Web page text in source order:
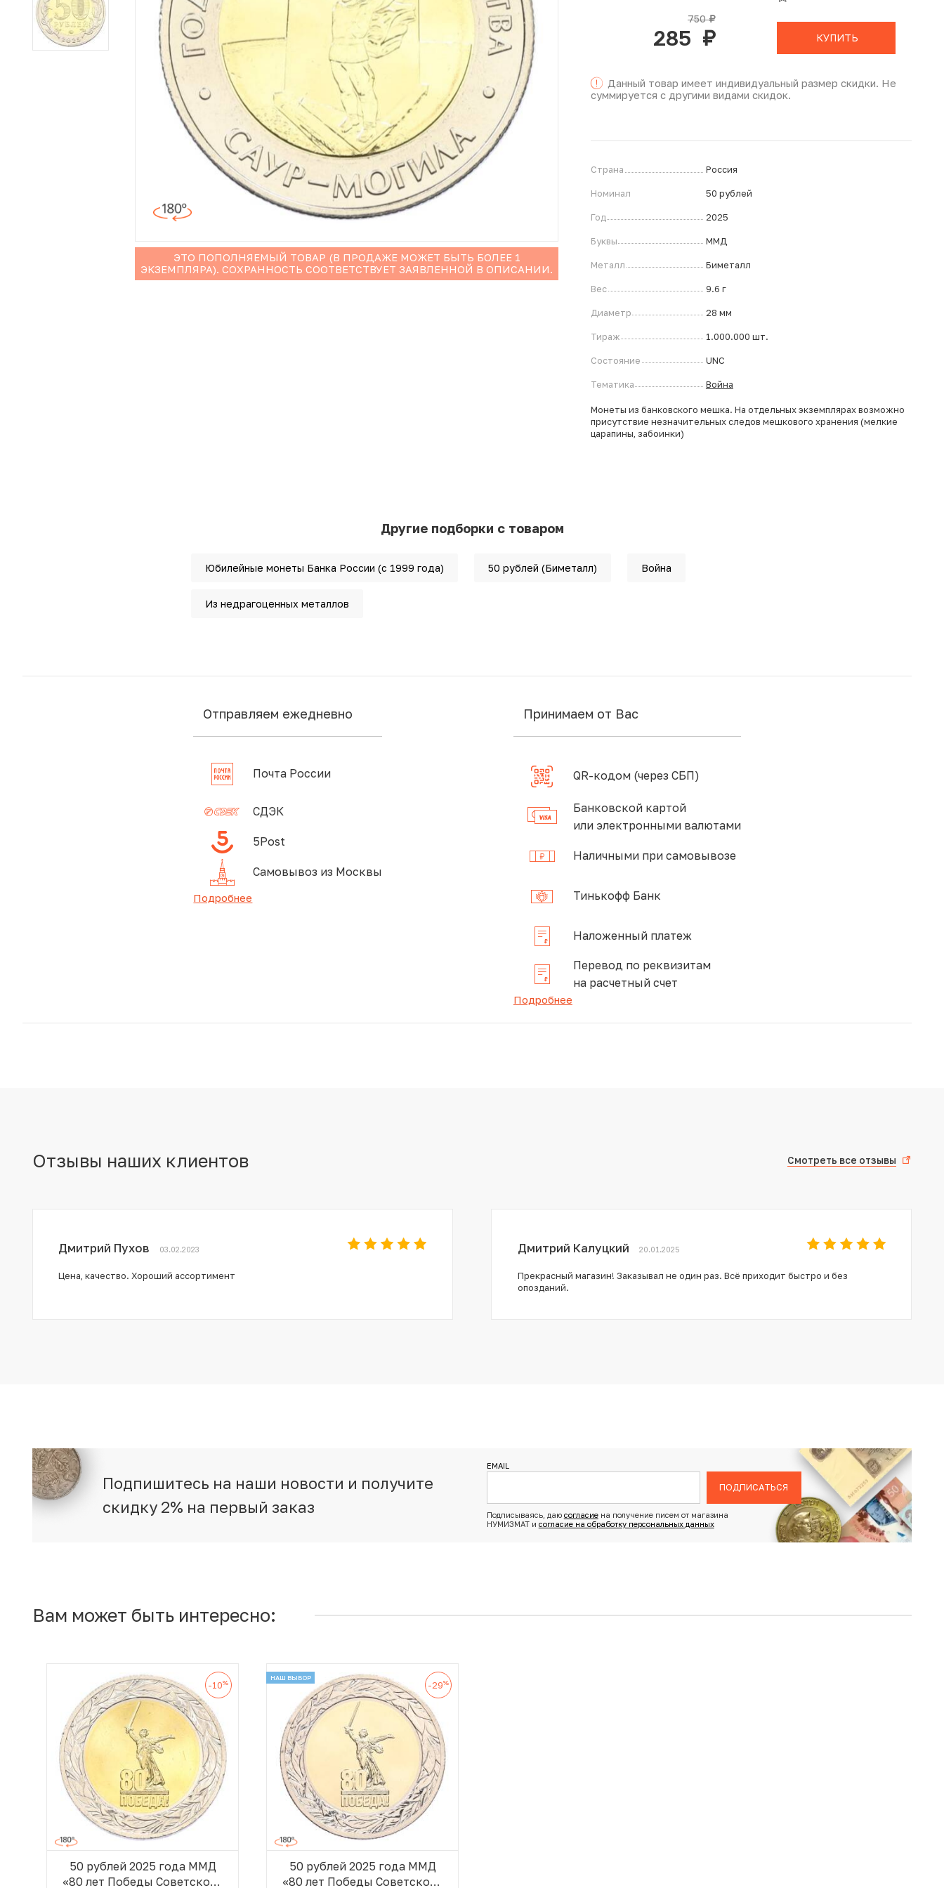
Иностранные монеты
Неофициальные выпуски монет (Unusual)
Античные и средневековые монеты
ЭТО ПОПОЛНЯЕМЫЙ ТОВАР (В ПРОДАЖЕ МОЖЕТ БЫТЬ БОЛЕЕ 1
ЭКЗЕМПЛЯРА). СОХРАННОСТЬ СООТВЕТСТВУЕТ ЗАЯВЛЕННОЙ В ОПИСАНИИ.
750руб.
285 руб. КУПИТЬ
Данный товар имеет индивидуальный размер скидки. Не
суммируется с другими видами скидок.
Страна Россия
Номинал 50 рублей
Год 2025
Буквы ММД
Металл Биметалл
Вес 9.6 г
Диаметр 28 мм
Тираж 1.000.000 шт.
Состояние UNC
Тематика Война
Монеты из банковского мешка. На отдельных экземплярах возможно
присутствие незначительных следов мешкового хранения (мелкие
царапины, забоинки)
Другие подборки с товаром
Юбилейные монеты Банка России (с 1999 года) 50 рублей (Биметалл) Война
Из недрагоценных металлов
Отправляем ежедневно
Почта России
СДЭК
5Post
Самовывоз из Москвы
Подробнее
Принимаем от Вас
QR-кодом (через СБП)
Банковской картой
или электронными валютами
Наличными при самовывозе
Тинькофф Банк
Наложенный платеж
Перевод по реквизитам
на расчетный счет
Подробнее
Отзывы наших клиентов Смотреть все отзывы
Дмитрий Пухов 03.02.2023
Цена, качество. Хороший ассортимент
Дмитрий Калуцкий 20.01.2025
Прекрасный магазин! Заказывал не один раз. Всё приходит быстро и без
опозданий.
Подпишитесь на наши новости и получите
скидку 2% на первый заказ
EMAIL
ПОДПИСАТЬСЯ
Подписываясь, даю согласиена получение писем от магазина
НУМИЗМАТ и согласие на обработку персональных данных
Вам может быть интересно:
-10%
50 рублей 2025 года ММД
«80 лет Победы Советского
НАШ ВЫБОР
-29%
50 рублей 2025 года ММД
«80 лет Победы Советского